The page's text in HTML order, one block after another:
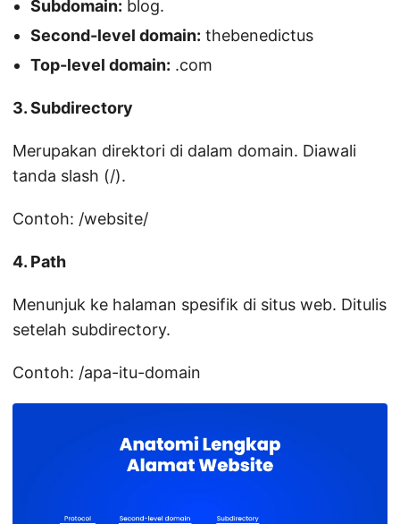
Subdomain: blog.
Second-level domain: thebenedictus
Top-level domain: .com
3. Subdirectory
Merupakan direktori di dalam domain. Diawali
tanda slash (/).
Contoh: /website/
4. Path
Menunjuk ke halaman spesifik di situs web. Ditulis
setelah subdirectory.
Contoh: /apa-itu-domain